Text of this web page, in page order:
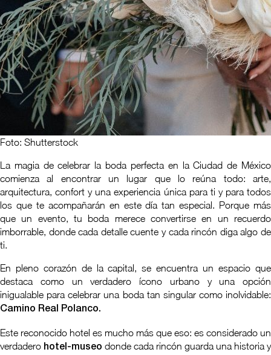
Foto: Shutterstock
La magia de celebrar la boda perfecta en la Ciudad de México
comienza al encontrar un lugar que lo reúna todo: arte,
arquitectura, confort y una experiencia única para ti y para todos
los que te acompañarán en este día tan especial. Porque más
que un evento, tu boda merece convertirse en un recuerdo
imborrable, donde cada detalle cuente y cada rincón diga algo de
ti.
En pleno corazón de la capital, se encuentra un espacio que
destaca como un verdadero ícono urbano y una opción
inigualable para celebrar una boda tan singular como inolvidable:
Camino Real Polanco.
Este reconocido hotel es mucho más que eso: es considerado un
verdadero hotel-museo donde cada rincón guarda una historia y